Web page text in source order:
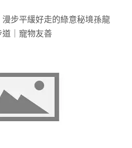
漫步平緩好走的綠意秘境孫龍
道｜寵物友善